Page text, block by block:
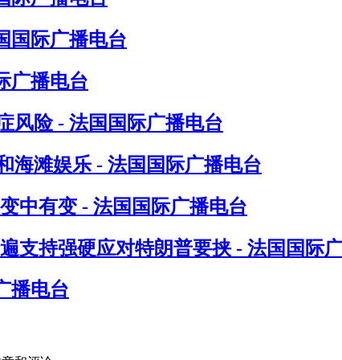
国际广播电台
广播电台
风险 - 法国国际广播电台
海滩娱乐 - 法国国际广播电台
中有变 - 法国国际广播电台
支持强硬应对特朗普要挟 - 法国国际
播电台